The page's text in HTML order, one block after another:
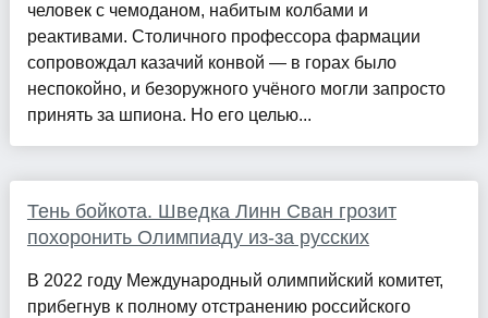
человек с чемоданом, набитым колбами и
реактивами. Столичного профессора фармации
сопровождал казачий конвой — в горах было
неспокойно, и безоружного учёного могли запросто
принять за шпиона. Но его целью...
Тень бойкота. Шведка Линн Сван грозит
похоронить Олимпиаду из-за русских
В 2022 году Международный олимпийский комитет,
прибегнув к полному отстранению российского